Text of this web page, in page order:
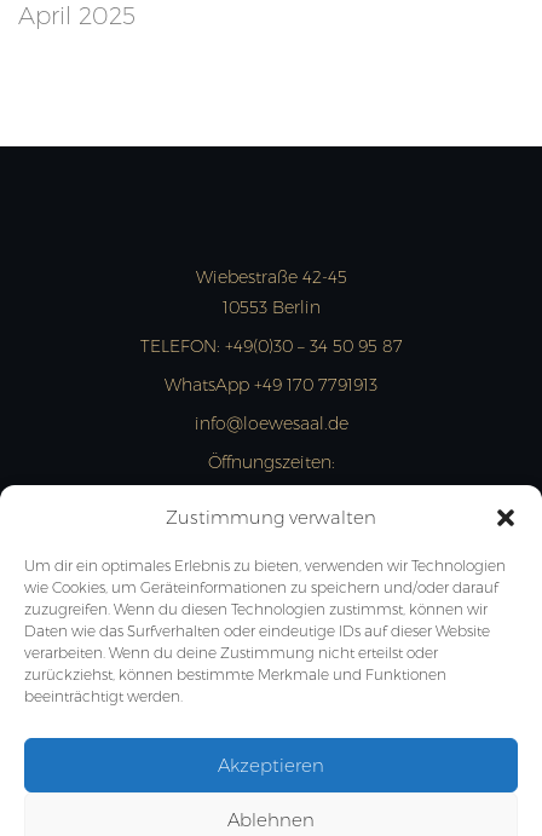
Zustimmung verwalten
Um dir ein optimales Erlebnis zu bieten, verwenden wir Technologien
wie Cookies, um Geräteinformationen zu speichern und/oder darauf
zuzugreifen. Wenn du diesen Technologien zustimmst, können wir
Daten wie das Surfverhalten oder eindeutige IDs auf dieser Website
verarbeiten. Wenn du deine Zustimmung nicht erteilst oder
zurückziehst, können bestimmte Merkmale und Funktionen
beeinträchtigt werden.
Akzeptieren
Ablehnen
April 2025
Wiebestraße 42-45
10553 Berlin
TELEFON: +49(0)30 – 34 50 95 87
WhatsApp +49 170 7791913
info@loewesaal.de
Öffnungszeiten:
JETZT ANFRAGEN